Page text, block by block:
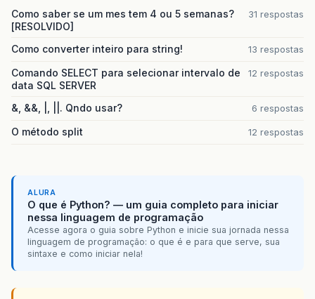
Como saber se um mes tem 4 ou 5 semanas?
[RESOLVIDO]
31 respostas
Como converter inteiro para string! 13 respostas
Comando SELECT para selecionar intervalo de
data SQL SERVER
12 respostas
&, &&, |, ||. Qndo usar? 6 respostas
O método split 12 respostas
ALURA
O que é Python? — um guia completo para iniciar
nessa linguagem de programação
Acesse agora o guia sobre Python e inicie sua jornada nessa
linguagem de programação: o que é e para que serve, sua
sintaxe e como iniciar nela!